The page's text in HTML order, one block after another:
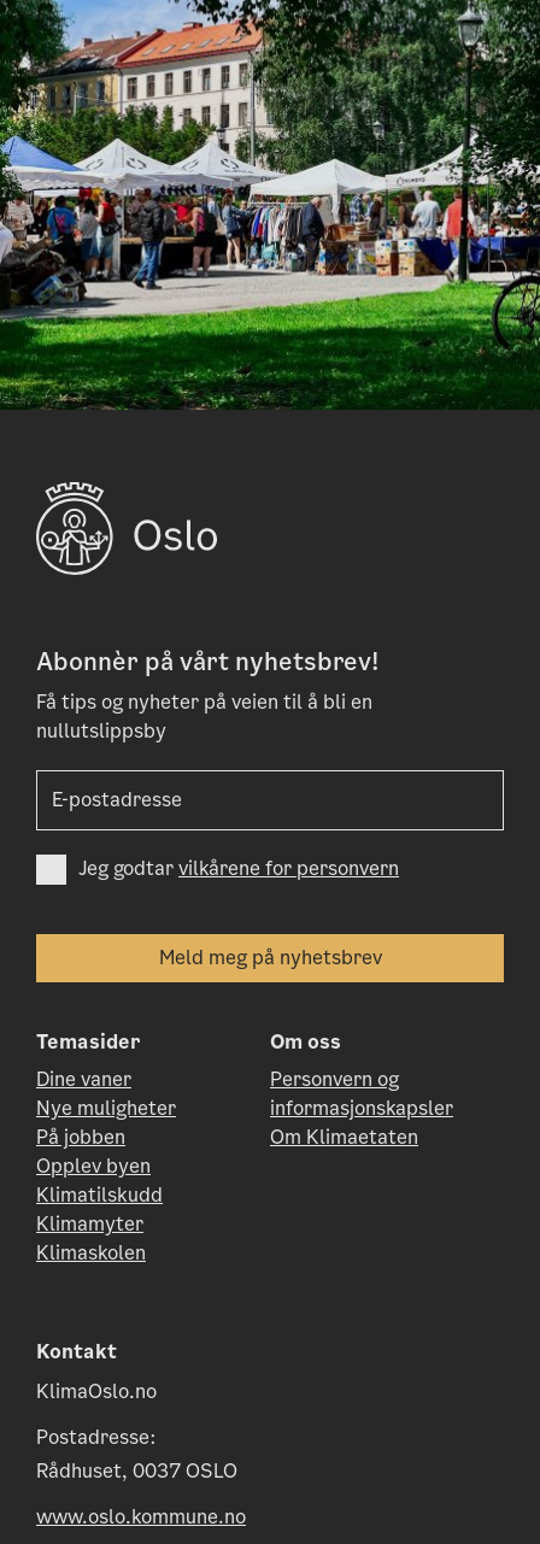
Abonnèr på vårt nyhetsbrev!
Få tips og nyheter på veien til å bli en
nullutslippsby
Jeg godtarvilkårene for personvern
Temasider
Dine vaner
Nye muligheter
På jobben
Opplev byen
Klimatilskudd
Klimamyter
Klimaskolen
Om oss
Personvern og
informasjonskapsler
Om Klimaetaten
Kontakt
KlimaOslo.no
Postadresse:
Rådhuset, 0037 OSLO
www.oslo.kommune.no